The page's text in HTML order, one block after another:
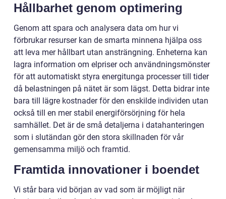
Hållbarhet genom optimering
Genom att spara och analysera data om hur vi
förbrukar resurser kan de smarta minnena hjälpa oss
att leva mer hållbart utan ansträngning. Enheterna kan
lagra information om elpriser och användningsmönster
för att automatiskt styra energitunga processer till tider
då belastningen på nätet är som lägst. Detta bidrar inte
bara till lägre kostnader för den enskilde individen utan
också till en mer stabil energiförsörjning för hela
samhället. Det är de små detaljerna i datahanteringen
som i slutändan gör den stora skillnaden för vår
gemensamma miljö och framtid.
Framtida innovationer i boendet
Vi står bara vid början av vad som är möjligt när